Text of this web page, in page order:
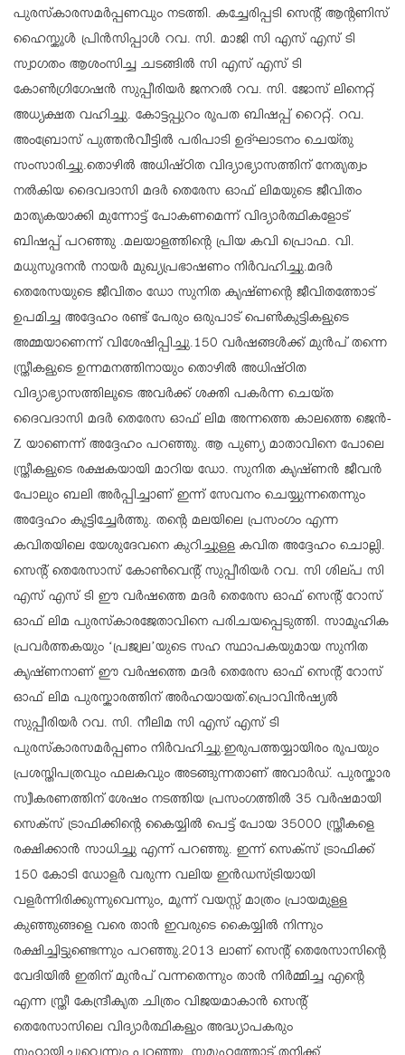
പുരസ്‌കാരസമർപ്പണവും നടത്തി. കച്ചേരിപ്പടി സെന്റ് ആന്റണിസ്
ഹൈസ്കൂൾ പ്രിൻസിപ്പാൾ റവ. സി. മാജി സി എസ് എസ് ടി
സ്വാഗതം ആശംസിച്ച ചടങ്ങിൽ സി എസ് എസ് ടി
കോൺഗ്രിഗേഷൻ സുപ്പീരിയർ ജനറൽ റവ. സി. ജോസ് ലിനെറ്റ്
അധ്യക്ഷത വഹിച്ചു. കോട്ടപ്പുറം രൂപത ബിഷപ്പ് റൈറ്റ്. റവ.
അംബ്രോസ് പുത്തൻവീട്ടിൽ പരിപാടി ഉദ്ഘാടനം ചെയ്തു
സംസാരിച്ചു.തൊഴിൽ അധിഷ്ഠിത വിദ്യാഭ്യാസത്തിന് നേതൃത്വം
നൽകിയ ദൈവദാസി മദർ തെരേസ ഓഫ് ലിമയുടെ ജീവിതം
മാതൃകയാക്കി മുന്നോട്ട് പോകണമെന്ന് വിദ്യാർത്ഥികളോട്
ബിഷപ്പ് പറഞ്ഞു .മലയാളത്തിന്റെ പ്രിയ കവി പ്രൊഫ. വി.
മധുസൂദനൻ നായർ മുഖ്യപ്രഭാഷണം നിർവഹിച്ചു.മദർ
തെരേസയുടെ ജീവിതം ഡോ സുനിത കൃഷ്ണന്റെ ജീവിതത്തോട്
ഉപമിച്ച അദ്ദേഹം രണ്ട് പേരും ഒരുപാട് പെൺകുട്ടികളുടെ
അമ്മയാണെന്ന് വിശേഷിപ്പിച്ചു.150 വർഷങ്ങൾക്ക് മുൻപ് തന്നെ
സ്ത്രീകളുടെ ഉന്നമനത്തിനായും തൊഴിൽ അധിഷ്ഠിത
വിദ്യാഭ്യാസത്തിലൂടെ അവർക്ക് ശക്തി പകർന്ന ചെയ്ത
ദൈവദാസി മദർ തെരേസ ഓഫ് ലിമ അന്നത്തെ കാലത്തെ ജെൻ-
Z യാണെന്ന് അദ്ദേഹം പറഞ്ഞു. ആ പുണ്യ മാതാവിനെ പോലെ
സ്ത്രീകളുടെ രക്ഷകയായി മാറിയ ഡോ. സുനിത കൃഷ്ണൻ ജീവൻ
പോലും ബലി അർപ്പിച്ചാണ് ഇന്ന് സേവനം ചെയ്യുന്നതെന്നും
അദ്ദേഹം കൂട്ടിച്ചേർത്തു. തന്റെ മലയിലെ പ്രസം​ഗം എന്ന
കവിതയിലെ യേശുദേവനെ കുറിച്ചുളള കവിത അദ്ദേഹം ചൊല്ലി.
സെന്റ് തെരേസാസ് കോൺവെന്റ് സുപ്പീരിയർ റവ. സി ശില്പ സി
എസ് എസ് ടി ഈ വർഷത്തെ മദർ തെരേസ ഓഫ് സെന്റ് റോസ്
ഓഫ് ലിമ പുരസ്‌കാരജേതാവിനെ പരിചയപ്പെടുത്തി. സാമൂഹിക
പ്രവർത്തകയും ‘പ്രജ്വല’യുടെ സഹ സ്ഥാപകയുമായ സുനിത
കൃഷ്ണനാണ് ഈ വർഷത്തെ മദർ തെരേസ ഓഫ് സെന്റ് റോസ്
ഓഫ് ലിമ പുരസ്കാരത്തിന് അർഹയായത്.പ്രൊവിൻഷ്യൽ
സുപ്പീരിയർ റവ. സി. നീലിമ സി എസ് എസ് ടി
പുരസ്‌കാരസമർപ്പണം നിർവഹിച്ചു.ഇരുപത്തയ്യായിരം രൂപയും
പ്രശസ്തിപത്രവും ഫലകവും അടങ്ങുന്നതാണ് അവാർഡ്. പുരസ്കാര
സ്വീകരണത്തിന് ശേഷം നടത്തിയ പ്രസം​ഗത്തിൽ 35 വർഷമായി
സെക്സ് ട്രാഫിക്കിന്റെ കെെയ്യിൽ പെട്ട് പോയ 35000 സ്ത്രീകളെ
രക്ഷിക്കാൻ സാധിച്ചു എന്ന് പറഞ്ഞു. ഇന്ന് സെക്സ് ട്രാഫിക്ക്
150 കോടി ഡോളർ വരുന്ന വലിയ ഇൻഡസ്ട്രിയായി
വളർന്നിരിക്കുന്നുവെന്നും, മൂന്ന് വയസ്സ് മാത്രം പ്രായമുളള
കുഞ്ഞുങ്ങളെ വരെ താൻ ഇവരുടെ കൈയ്യിൽ നിന്നും
രക്ഷിച്ചിട്ടുണ്ടെന്നും പറഞ്ഞു.2013 ലാണ് സെന്റ് തെരേസാസിന്റെ
വേദിയിൽ ഇതിന് മുൻപ് വന്നതെന്നും താൻ നിർമ്മിച്ച എന്റെ
എന്ന സ്ത്രീ കേന്ദ്രീകൃത ചിത്രം വിജയമാകാൻ സെന്റ്
തെരേസാസിലെ വിദ്യാർത്ഥികളും അദ്ധ്യാപകരും